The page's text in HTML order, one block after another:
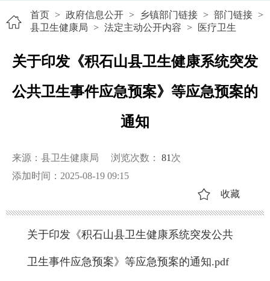
首页 > 政府信息公开 > 乡镇部门链接 > 部门链接 >
县卫生健康局 > 法定主动公开内容 > 医疗卫生
关于印发《积石山县卫生健康系统突发
公共卫生事件应急预案》等应急预案的
通知
来源：县卫生健康局 浏览次数： 81 次
添加时间：2025-08-19 09:15
收藏
关于印发《积石山县卫生健康系统突发公共
卫生事件应急预案》等应急预案的通知.pdf